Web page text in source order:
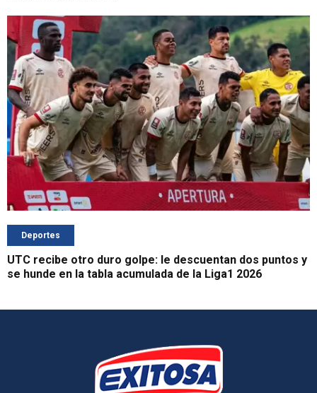
Deportes
UTC recibe otro duro golpe: le descuentan dos puntos y
se hunde en la tabla acumulada de la Liga1 2026